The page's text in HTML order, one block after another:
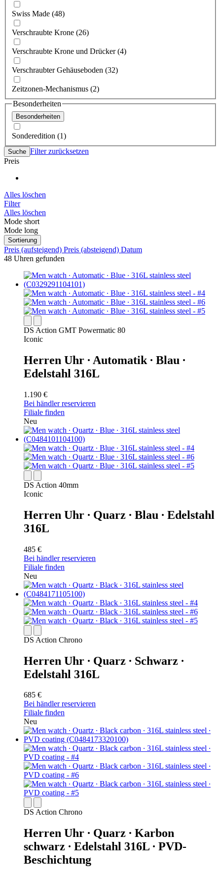
Swiss Made (48)
Verschraubte Krone (26)
Verschraubte Krone und Drücker (4)
Verschraubter Gehäuseboden (32)
Zeitzonen-Mechanismus (2)
Besonderheiten
Besonderheiten
Sonderedition (1)
Suche Filter zurücksetzen
Preis
Alles löschen
Filter
Alles löschen
Mode short
Mode long
Sortierung
Preis (aufsteigend) Preis (absteigend) Datum
48 Uhren gefunden
DS Action GMT Powermatic 80
Iconic
Herren Uhr ∙ Automatik ∙ Blau ∙
Edelstahl 316L
1.190 €
Bei händler reservieren
Filiale finden
Neu
DS Action 40mm
Iconic
Herren Uhr ∙ Quarz ∙ Blau ∙ Edelstahl
316L
485 €
Bei händler reservieren
Filiale finden
Neu
DS Action Chrono
Herren Uhr ∙ Quarz ∙ Schwarz ∙
Edelstahl 316L
685 €
Bei händler reservieren
Filiale finden
Neu
DS Action Chrono
Herren Uhr ∙ Quarz ∙ Karbon
schwarz ∙ Edelstahl 316L ∙ PVD-
Beschichtung